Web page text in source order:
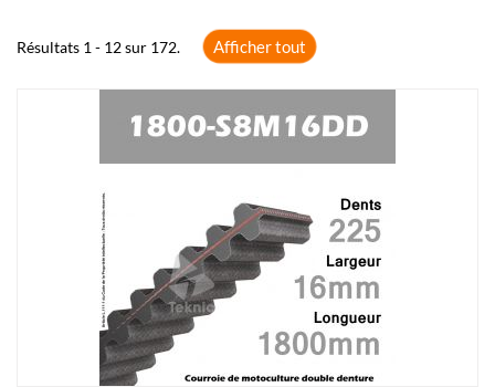
Résultats 1 - 12 sur 172. Afficher tout